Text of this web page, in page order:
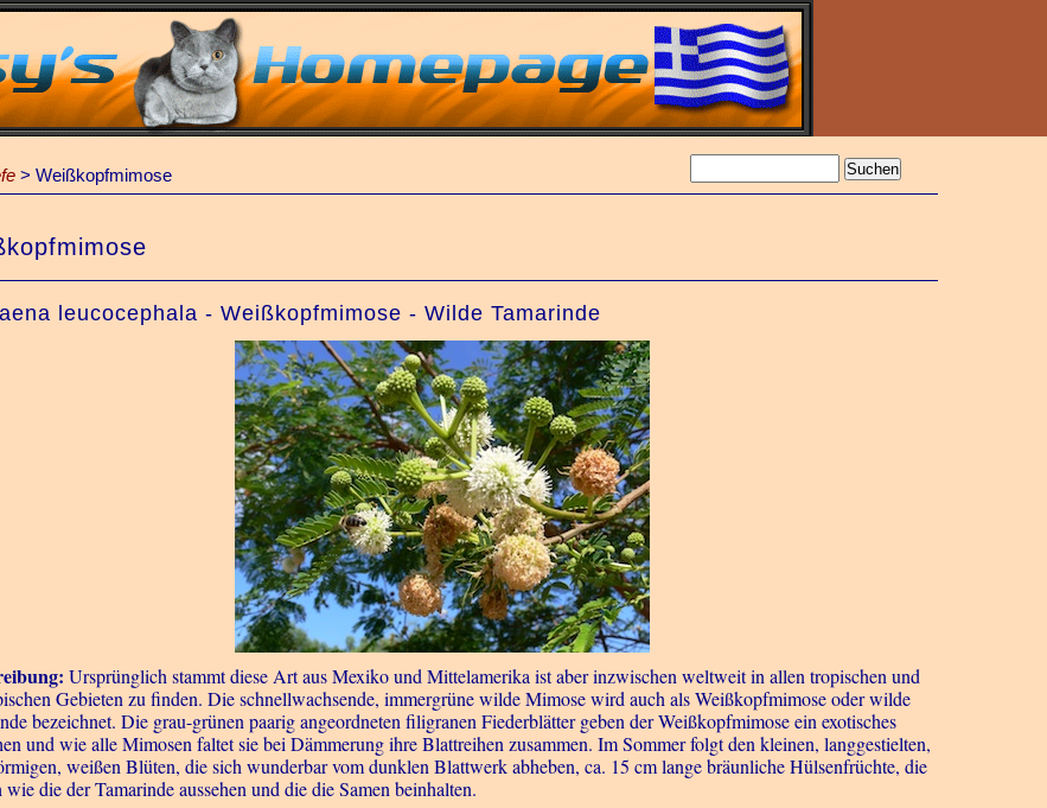
> Weißkopfmimose
leucocephala - Weißkopfmimose - Wilde Tamarinde
Ursprünglich stammt diese Art aus Mexiko und Mittelamerika ist aber inzwischen weltweit in allen tropischen und
Gebieten zu finden. Die schnellwachsende, immergrüne wilde Mimose wird auch als Weißkopfmimose oder wilde
bezeichnet. Die grau-grünen paarig angeordneten filigranen Fiederblätter geben der Weißkopfmimose ein exotisches
und wie alle Mimosen faltet sie bei Dämmerung ihre Blattreihen zusammen. Im Sommer folgt den kleinen, langgestielten,
weißen Blüten, die sich wunderbar vom dunklen Blattwerk abheben, ca. 15 cm lange bräunliche Hülsenfrüchte, die
die der Tamarinde aussehen und die die Samen beinhalten.